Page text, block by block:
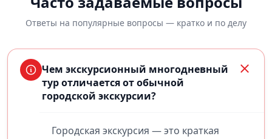
Ответы на популярные вопросы — кратко и по делу
Чем экскурсионный многодневный
тур отличается от обычной
городской экскурсии?
Городская экскурсия — это краткая